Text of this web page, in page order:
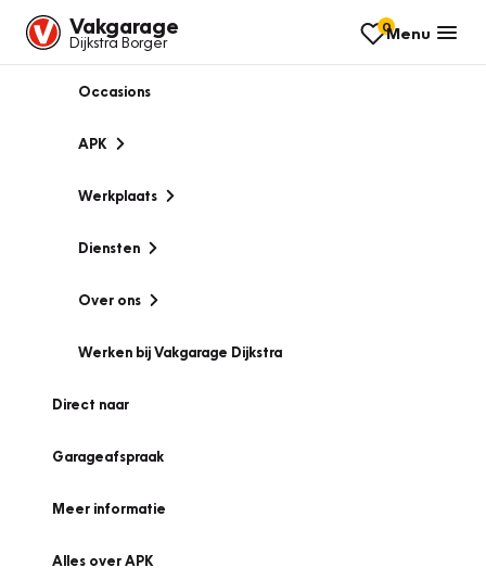
Vakgarage
Dijkstra Borger
0Menu
Occasions
APK
Werkplaats
Diensten
Over ons
Werken bij Vakgarage Dijkstra
Direct naar
Garageafspraak
Meer informatie
Alles over APK